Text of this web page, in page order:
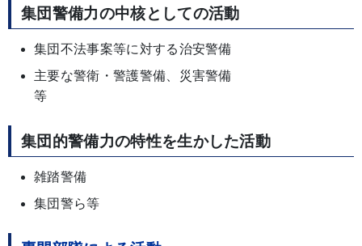
集団警備力の中核としての活動
集団不法事案等に対する治安警備
主要な警衛・警護警備、災害警備
集団的警備力の特性を生かした活動
雑踏警備
集団警ら等